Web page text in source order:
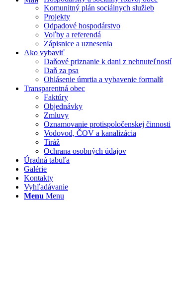
Komunitný plán sociálnych služieb
Projekty
Odpadové hospodárstvo
Voľby a referendá
Zápisnice a uznesenia
Ako vybaviť
Daňové priznanie k dani z nehnuteľností
Daň za psa
Ohlásenie úmrtia a vybavenie formalít
Transparentná obec
Faktúry
Objednávky
Zmluvy
Oznamovanie protispoločenskej činnosti
Vodovod, ČOV a kanalizácia
Tiráž
Ochrana osobných údajov
Úradná tabuľa
Galérie
Kontakty
Vyhľadávanie
Menu Menu